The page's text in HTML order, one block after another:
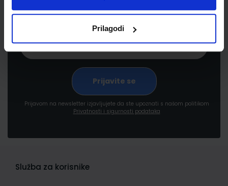
Prilagodi
pogodnostima
Prijavom na newsletter izjavljujete da ste upoznati s našom politikom
Privatnosti i sigurnosti podataka
Služba za korisnike